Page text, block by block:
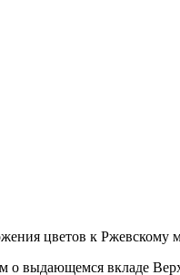
цветов к Ржевскому
о выдающемся вкладе